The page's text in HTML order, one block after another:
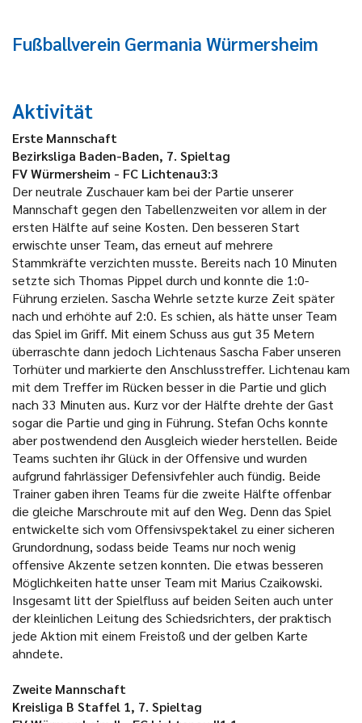
Fußballverein Germania Würmersheim
Aktivität
Erste Mannschaft
Bezirksliga Baden-Baden, 7. Spieltag
FV Würmersheim - FC Lichtenau3:3
Der neutrale Zuschauer kam bei der Partie unserer
Mannschaft gegen den Tabellenzweiten vor allem in der
ersten Hälfte auf seine Kosten. Den besseren Start
erwischte unser Team, das erneut auf mehrere
Stammkräfte verzichten musste. Bereits nach 10 Minuten
setzte sich Thomas Pippel durch und konnte die 1:0-
Führung erzielen. Sascha Wehrle setzte kurze Zeit später
nach und erhöhte auf 2:0. Es schien, als hätte unser Team
das Spiel im Griff. Mit einem Schuss aus gut 35 Metern
überraschte dann jedoch Lichtenaus Sascha Faber unseren
Torhüter und markierte den Anschlusstreffer. Lichtenau kam
mit dem Treffer im Rücken besser in die Partie und glich
nach 33 Minuten aus. Kurz vor der Hälfte drehte der Gast
sogar die Partie und ging in Führung. Stefan Ochs konnte
aber postwendend den Ausgleich wieder herstellen. Beide
Teams suchten ihr Glück in der Offensive und wurden
aufgrund fahrlässiger Defensivfehler auch fündig. Beide
Trainer gaben ihren Teams für die zweite Hälfte offenbar
die gleiche Marschroute mit auf den Weg. Denn das Spiel
entwickelte sich vom Offensivspektakel zu einer sicheren
Grundordnung, sodass beide Teams nur noch wenig
offensive Akzente setzen konnten. Die etwas besseren
Möglichkeiten hatte unser Team mit Marius Czaikowski.
Insgesamt litt der Spielfluss auf beiden Seiten auch unter
der kleinlichen Leitung des Schiedsrichters, der praktisch
jede Aktion mit einem Freistoß und der gelben Karte
ahndete.
Zweite Mannschaft
Kreisliga B Staffel 1, 7. Spieltag